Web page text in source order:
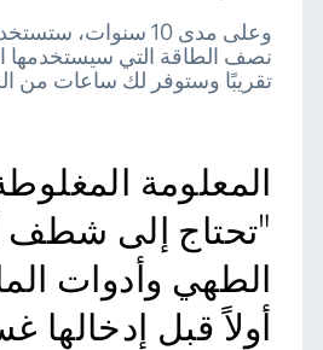
وعلى مدى 10 سنوات،
نصف الطاقة التي سيستخدمها
تقريبًا وستوفر لك ساعات من
"تحتاج إلى شطف
الطهي وأدوات
أولاً قبل إدخالها